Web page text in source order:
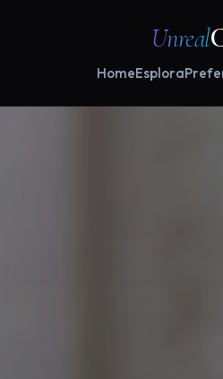
Unreal
HomeEsplora